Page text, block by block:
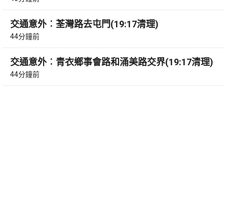
交通意外︰荃灣路去屯門(19:17清理)
44分鐘前
交通意外︰青衣鄉事會路和涌美路交界(19:17清理)
44分鐘前